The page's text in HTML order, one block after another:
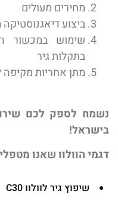
מחירים מעולים
ביצוע
שימוש במכשור
בתקלות גיר
מתן אחריות מקיפה ל-6
נשמח לספק לכם
בישראל!
דגמי הוולוו שאנו
שיפוץ גיר לוולוו C30